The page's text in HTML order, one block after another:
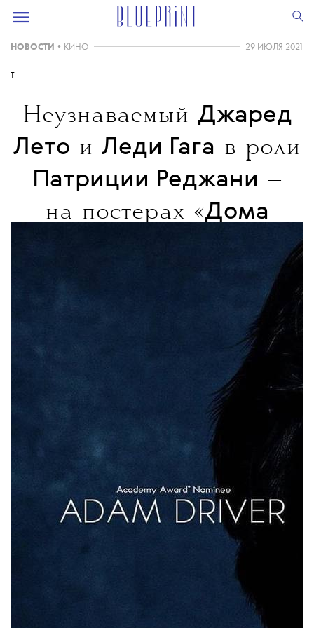
НОВОСТИ • КИНО 29 ИЮЛЯ 2021
T
Неузнаваемый Джаред
Лето и Леди Гага в роли
Патриции Реджани —
на постерах «Дома
Появились первые постеры фильма Ридли